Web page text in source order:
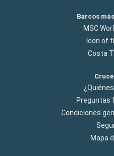
Barcos
MSC
Icon of
Costa
Preguntas
Condiciones
Mapa